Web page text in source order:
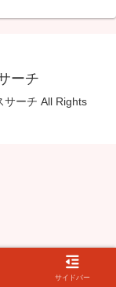
ーチ
ーチ All Rights
サイドバー